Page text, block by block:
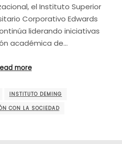
el Instituto Superior
Corporativo Edwards
liderando iniciativas
académica de…
more
INSTITUTO DEMING
CON LA SOCIEDAD